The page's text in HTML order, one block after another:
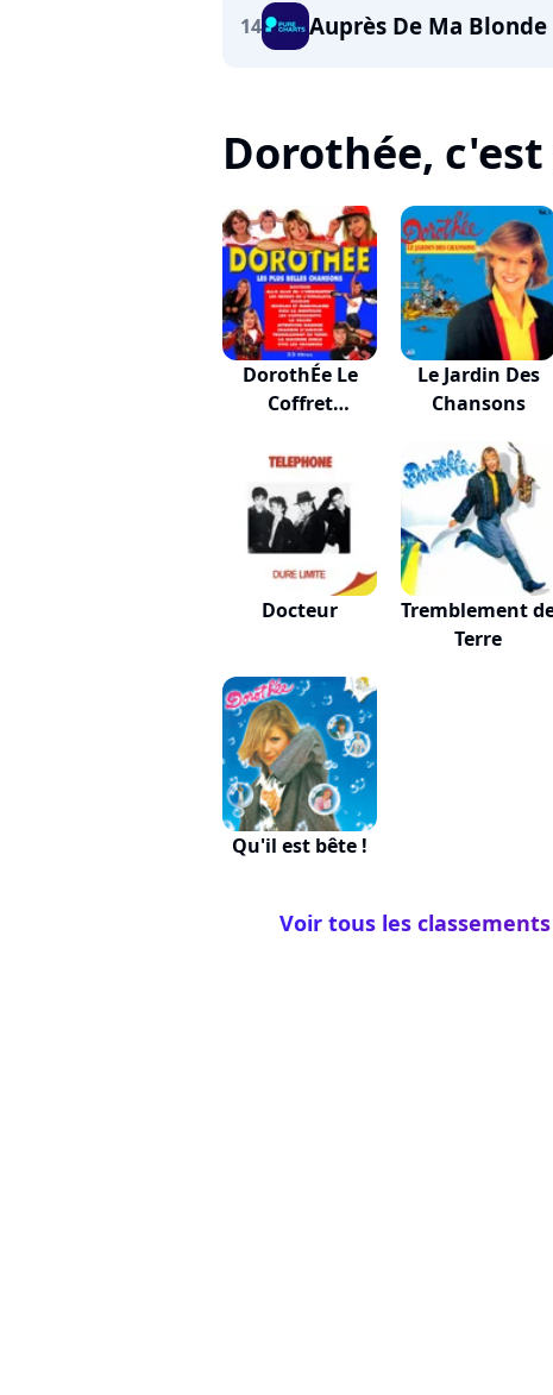
14 Auprès De Ma Blonde
Dorothée, c'est
DorothÉe Le
Coffret
Le Jardin Des
Chansons
Docteur
Tremblement
Terre
Qu'il est bête !
Voir tous les